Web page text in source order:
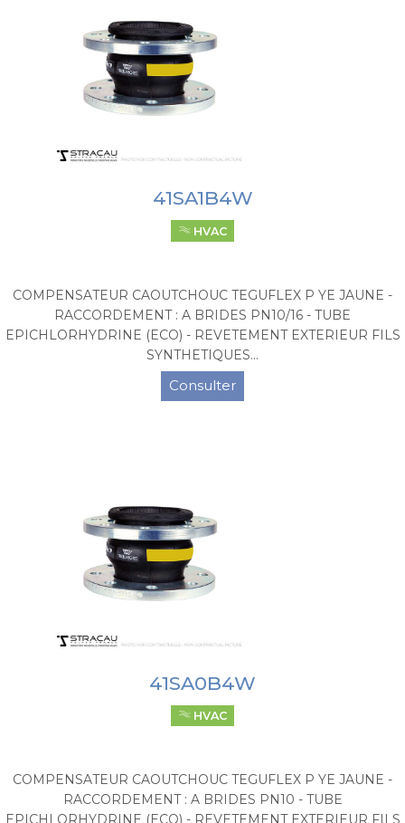
41SA1B4W
HVAC
COMPENSATEUR CAOUTCHOUC TEGUFLEX P YE JAUNE -
RACCORDEMENT : A BRIDES PN10/16 - TUBE
EPICHLORHYDRINE (ECO) - REVETEMENT EXTERIEUR FILS
SYNTHETIQUES...
Consulter
41SA0B4W
HVAC
COMPENSATEUR CAOUTCHOUC TEGUFLEX P YE JAUNE -
RACCORDEMENT : A BRIDES PN10 - TUBE
EPICHLORHYDRINE (ECO) - REVETEMENT EXTERIEUR FILS